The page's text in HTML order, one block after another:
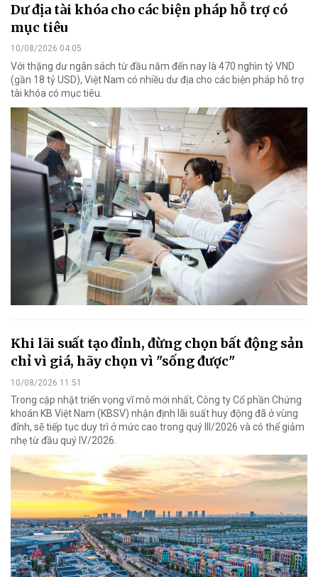
Dư địa tài khóa cho các biện pháp hỗ trợ có
mục tiêu
10/08/2026 04:05
Với thặng dư ngân sách từ đầu năm đến nay là 470 nghìn tỷ VND
(gần 18 tỷ USD), Việt Nam có nhiều dư địa cho các biện pháp hỗ trợ
tài khóa có mục tiêu.
Khi lãi suất tạo đỉnh, đừng chọn bất động sản
chỉ vì giá, hãy chọn vì "sống được"
10/08/2026 11:51
Trong cập nhật triển vọng vĩ mô mới nhất, Công ty Cổ phần Chứng
khoán KB Việt Nam (KBSV) nhận định lãi suất huy động đã ở vùng
đỉnh, sẽ tiếp tục duy trì ở mức cao trong quý III/2026 và có thể giảm
nhẹ từ đầu quý IV/2026.